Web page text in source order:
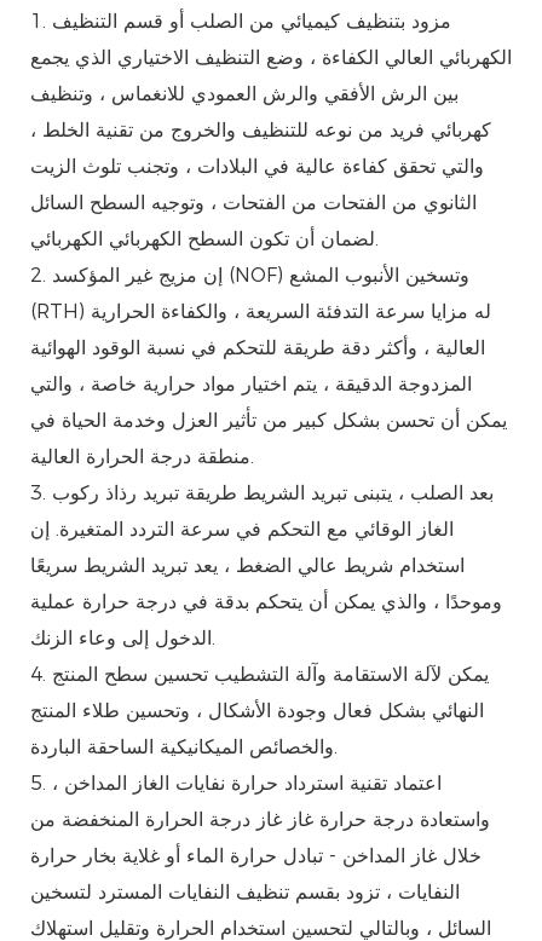
1. مزود بتنظيف كيميائي من الصلب أو قسم التنظيف
الكهربائي العالي الكفاءة ، وضع التنظيف الاختياري الذي يجمع
بين الرش الأفقي والرش العمودي للانغماس ، وتنظيف
كهربائي فريد من نوعه للتنظيف والخروج من تقنية الخلط ،
والتي تحقق كفاءة عالية في البلادات ، وتجنب تلوث الزيت
الثانوي من الفتحات من الفتحات ، وتوجيه السطح السائل
لضمان أن تكون السطح الكهربائي الكهربائي.
2. إن مزيج غير المؤكسد (NOF) وتسخين الأنبوب المشع
(RTH) له مزايا سرعة التدفئة السريعة ، والكفاءة الحرارية
العالية ، وأكثر دقة طريقة للتحكم في نسبة الوقود الهوائية
المزدوجة الدقيقة ، يتم اختيار مواد حرارية خاصة ، والتي
يمكن أن تحسن بشكل كبير من تأثير العزل وخدمة الحياة في
منطقة درجة الحرارة العالية.
3. بعد الصلب ، يتبنى تبريد الشريط طريقة تبريد رذاذ ركوب
الغاز الوقائي مع التحكم في سرعة التردد المتغيرة. إن
استخدام شريط عالي الضغط ، يعد تبريد الشريط سريعًا
وموحدًا ، والذي يمكن أن يتحكم بدقة في درجة حرارة عملية
الدخول إلى وعاء الزنك.
4. يمكن لآلة الاستقامة وآلة التشطيب تحسين سطح المنتج
النهائي بشكل فعال وجودة الأشكال ، وتحسين طلاء المنتج
والخصائص الميكانيكية الساحقة الباردة.
5. اعتماد تقنية استرداد حرارة نفايات الغاز المداخن ،
واستعادة درجة حرارة غاز غاز درجة الحرارة المنخفضة من
خلال غاز المداخن - تبادل حرارة الماء أو غلاية بخار حرارة
النفايات ، تزود بقسم تنظيف النفايات المسترد لتسخين
السائل ، وبالتالي لتحسين استخدام الحرارة وتقليل استهلاك